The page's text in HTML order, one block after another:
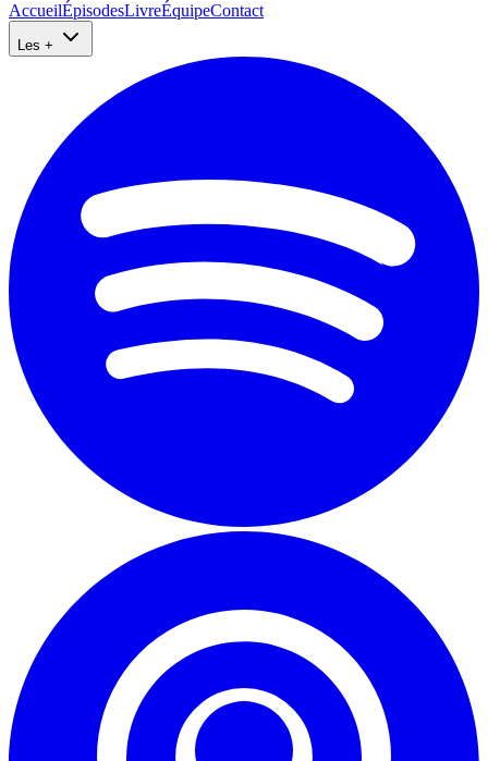
AccueilÉpisodesLivreÉquipeContact
Les +